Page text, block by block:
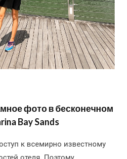
фото в бесконечном
Bay Sands
к всемирно известному